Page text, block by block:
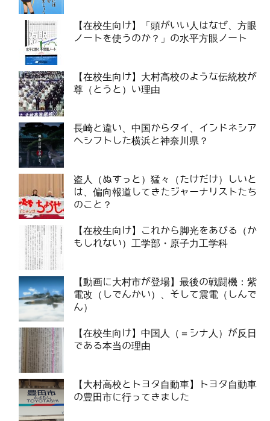
【在校生向け】「頭がいい人はなぜ、方眼
ノートを使うのか？」の水平方眼ノート
【在校生向け】大村高校のような伝統校が
尊（とうと）い理由
長崎と違い、中国からタイ、インドネシア
へシフトした横浜と神奈川県？
盗人（ぬすっと）猛々（たけだけ）しいと
は、偏向報道してきたジャーナリストたち
のこと？
【在校生向け】これから脚光をあびる（か
もしれない）工学部・原子力工学科
【動画に大村市が登場】最後の戦闘機：紫
電改（しでんかい）、そして震電（しんで
ん）
【在校生向け】中国人（＝シナ人）が反日
である本当の理由
【大村高校とトヨタ自動車】トヨタ自動車
の豊田市に行ってきました